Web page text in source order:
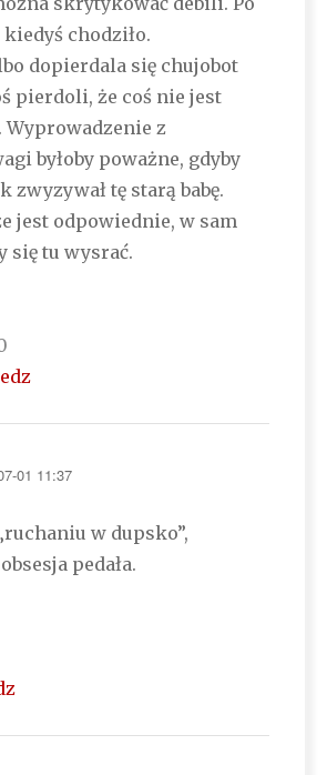
chodziło.
dopierdala się chujobot
pierdoli, że coś nie jest
Wyprowadzenie z
byłoby poważne, gdyby
zwyzywał tę starą babę.
jest odpowiednie, w sam
się tu wysrać.
01 11:37
w dupsko”,
pedała.